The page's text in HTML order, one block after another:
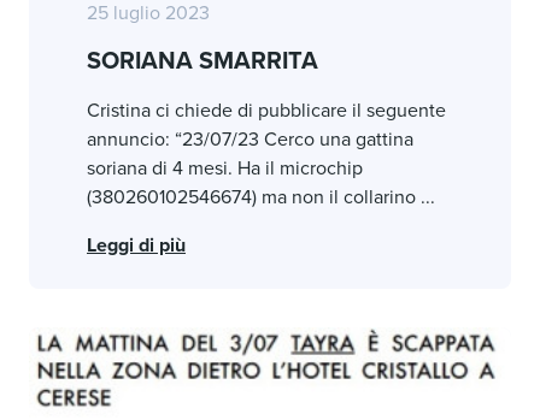
25 luglio 2023
SORIANA SMARRITA
Cristina ci chiede di pubblicare il seguente
annuncio: “23/07/23 Cerco una gattina
soriana di 4 mesi. Ha il microchip
(380260102546674) ma non il collarino ...
Leggi di più